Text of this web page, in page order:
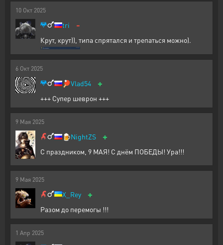
10 Окт 2025
tri -
Крут, крут)), типа спрятался и трепаться можно).
6 Окт 2025
🏓Vlad54 +
+++ Супер шеврон +++
9 Мая 2025
🍺NightZS +
С праздником, 9 МАЯ! С днëм ПОБЕДЫ! Ура!!!
9 Мая 2025
X_Rey +
Разом до перемогы !!!
1 Апр 2025